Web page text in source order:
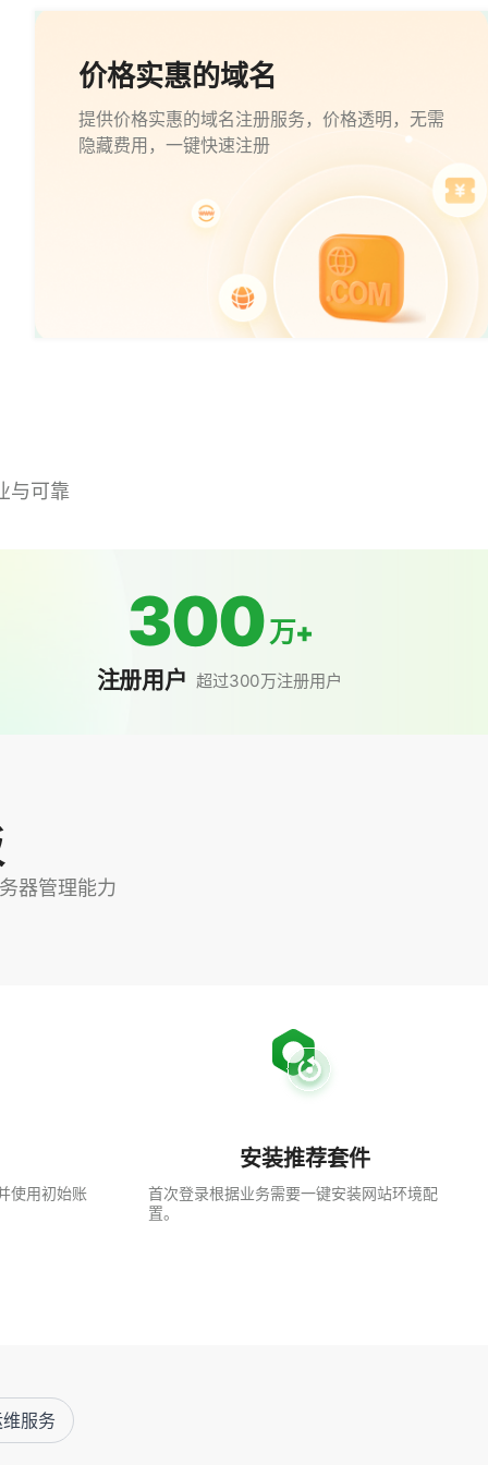
价格实惠的域名
提供价格实惠的域名注册服务，价格透明，无需
隐藏费用，一键快速注册
与可靠
300万+
注册用户 超过300万注册用户
器管理能力
使用初始账
安装推荐套件
首次登录根据业务需要一键安装网站环境配
置。
服务